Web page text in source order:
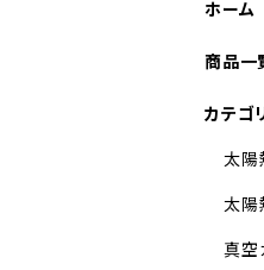
ホーム
商品一
カテゴ
太陽
太陽
真空